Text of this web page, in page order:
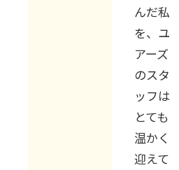
んだ私
を、ユ
アーズ
のスタ
ッフは
とても
温かく
迎えて